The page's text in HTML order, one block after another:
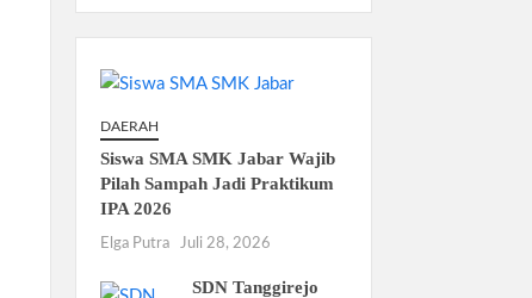
DAERAH
Siswa SMA SMK Jabar Wajib
Pilah Sampah Jadi Praktikum
IPA 2026
Elga Putra Juli 28, 2026
SDN Tanggirejo